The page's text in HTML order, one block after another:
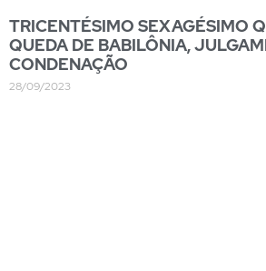
TRICENTÉSIMO SEXAGÉSIMO
QUEDA DE BABILÔNIA,
CONDENAÇÃO
28/09/2023